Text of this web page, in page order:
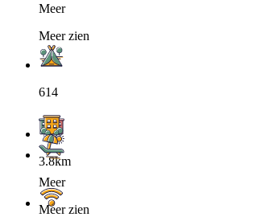
Meer
Meer zien
614
3.8km
Meer
Meer zien